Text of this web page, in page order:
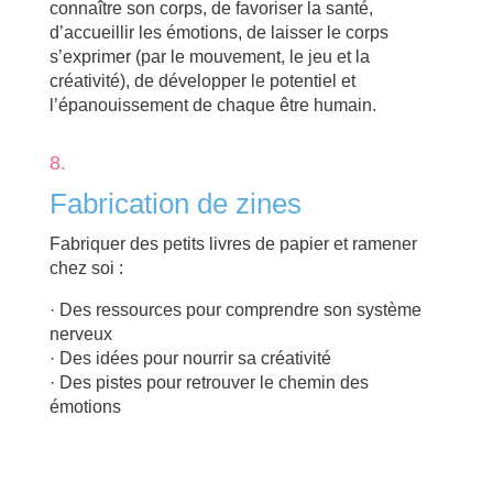
connaître son corps, de favoriser la santé,
d’accueillir les émotions, de laisser le corps
s’exprimer (par le mouvement, le jeu et la
créativité), de développer le potentiel et
l’épanouissement de chaque être humain.
8.
Fabrication de zines
Fabriquer des petits livres de papier et ramener
chez soi :
· Des ressources pour comprendre son système
nerveux
· Des idées pour nourrir sa créativité
· Des pistes pour retrouver le chemin des
émotions